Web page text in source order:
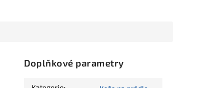
Doplňkové parametry